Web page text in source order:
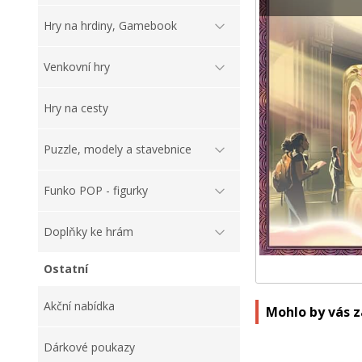
Hry na hrdiny, Gamebook
Venkovní hry
Hry na cesty
Puzzle, modely a stavebnice
Funko POP - figurky
Doplňky ke hrám
Ostatní
Akční nabídka
Dárkové poukazy
Mohlo by vás